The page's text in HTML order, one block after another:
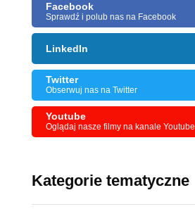
Facebook
Sprawdź i polub nas na Facebook
LinkedIn
Twitter
Obserwuj nas na Twitter
Youtube
Oglądaj nasze filmy na kanale Youtube
Kategorie tematyczne